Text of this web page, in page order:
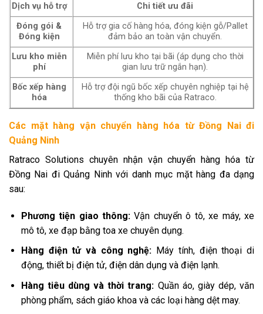
Dịch vụ hỗ trợ
Chi tiết ưu đãi
Đóng gói &
Đóng kiện
Hỗ trợ gia cố hàng hóa, đóng kiện gỗ/Pallet
đảm bảo an toàn vận chuyển.
Lưu kho miễn
phí
Miễn phí lưu kho tại bãi (áp dụng cho thời
gian lưu trữ ngắn hạn).
Bốc xếp hàng
hóa
Hỗ trợ đội ngũ bốc xếp chuyên nghiệp tại hệ
thống kho bãi của Ratraco.
Các mặt hàng vận chuyển hàng hóa từ Đồng Nai đi
Quảng Ninh
Ratraco Solutions chuyên nhận vận chuyển hàng hóa từ
Đồng Nai đi Quảng Ninh với danh mục mặt hàng đa dạng
sau:
Phương tiện giao thông: Vận chuyển ô tô, xe máy, xe
mô tô, xe đạp bằng toa xe chuyên dụng.
Hàng điện tử và công nghệ: Máy tính, điện thoại di
động, thiết bị điện tử, điện dân dụng và điện lạnh.
Hàng tiêu dùng và thời trang: Quần áo, giày dép, văn
phòng phẩm, sách giáo khoa và các loại hàng dệt may.